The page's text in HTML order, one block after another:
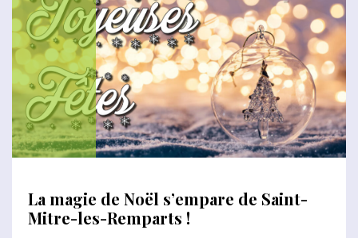
La magie de Noël s’empare de Saint-
Mitre-les-Remparts !